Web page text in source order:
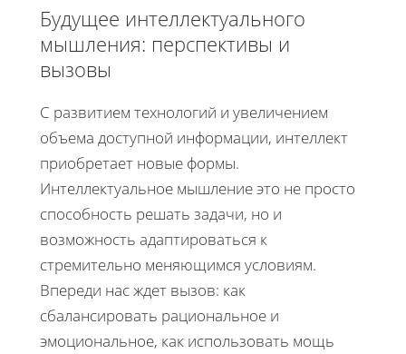
Будущее интеллектуального
мышления: перспективы и
вызовы
С развитием технологий и увеличением
объема доступной информации, интеллект
приобретает новые формы.
Интеллектуальное мышление это не просто
способность решать задачи, но и
возможность адаптироваться к
стремительно меняющимся условиям.
Впереди нас ждет вызов: как
сбалансировать рациональное и
эмоциональное, как использовать мощь